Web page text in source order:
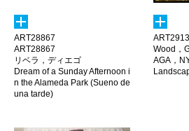
ART28867
ART28867
リベラ，ディエゴ
Dream of a Sunday Afternoon i
n the Alameda Park (Sueno de
una tarde)
Wood，
AGA，